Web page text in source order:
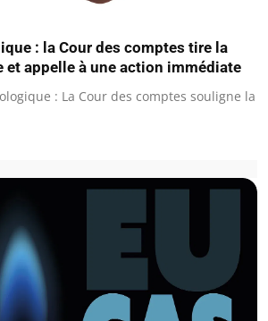
: la Cour des comptes tire la
et appelle à une action immédiate
: La Cour des comptes souligne la